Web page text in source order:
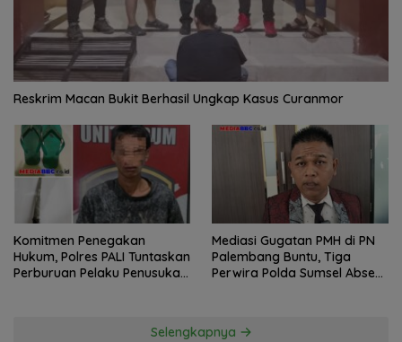
Reskrim Macan Bukit Berhasil Ungkap Kasus Curanmor
Komitmen Penegakan
Hukum, Polres PALI Tuntaskan
Perburuan Pelaku Penusukan
Mediasi Gugatan PMH di PN
Palembang Buntu, Tiga
Perwira Polda Sumsel Absen,
Selengkapnya